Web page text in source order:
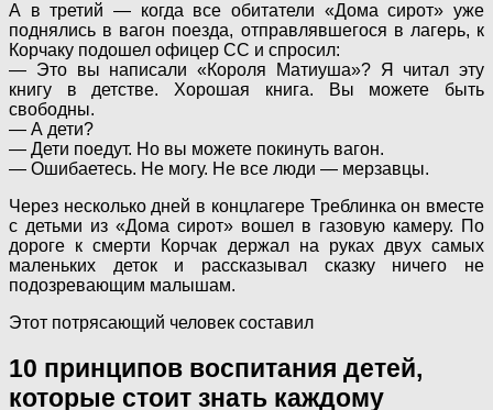
А в третий — когда все обитатели «Дома сирот» уже
поднялись в вагон поезда, отправлявшегося в лагерь, к
Корчаку подошел офицер СС и спросил:
— Это вы написали «Короля Матиуша»? Я читал эту
книгу в детстве. Хорошая книга. Вы можете быть
свободны.
— А дети?
— Дети поедут. Но вы можете покинуть вагон.
— Ошибаетесь. Не могу. Не все люди — мерзавцы.
Через несколько дней в концлагере Треблинка он вместе
с детьми из «Дома сирот» вошел в газовую камеру. По
дороге к смерти Корчак держал на руках двух самых
маленьких деток и рассказывал сказку ничего не
подозревающим малышам.
Этот потрясающий человек составил
10 принципов воспитания детей,
которые стоит знать каждому